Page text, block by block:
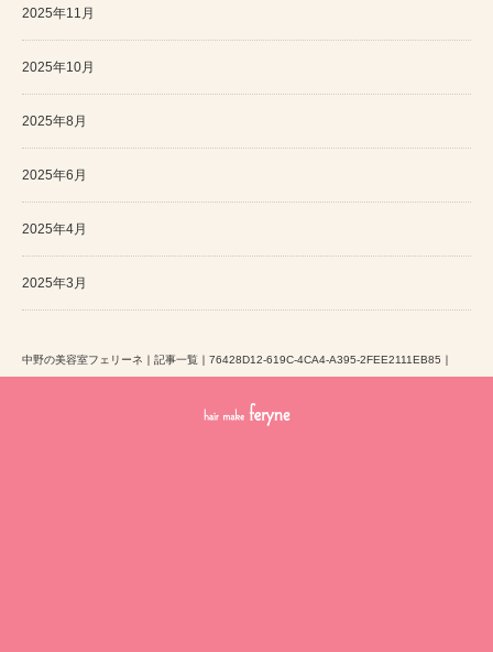
2025年11月
2025年10月
2025年8月
2025年6月
2025年4月
2025年3月
中野の美容室フェリーネ ｜ 記事一覧 ｜ 76428D12-619C-4CA4-A395-2FEE2111EB85 ｜